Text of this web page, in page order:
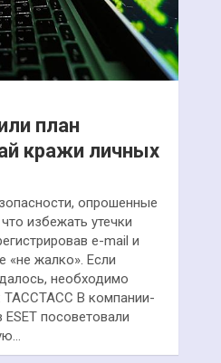
план
кражи личных
опрошенные
избежать утечки
e-mail и
«не жалко». Если
необходимо
ТАССТАСС В компании-
посоветовали